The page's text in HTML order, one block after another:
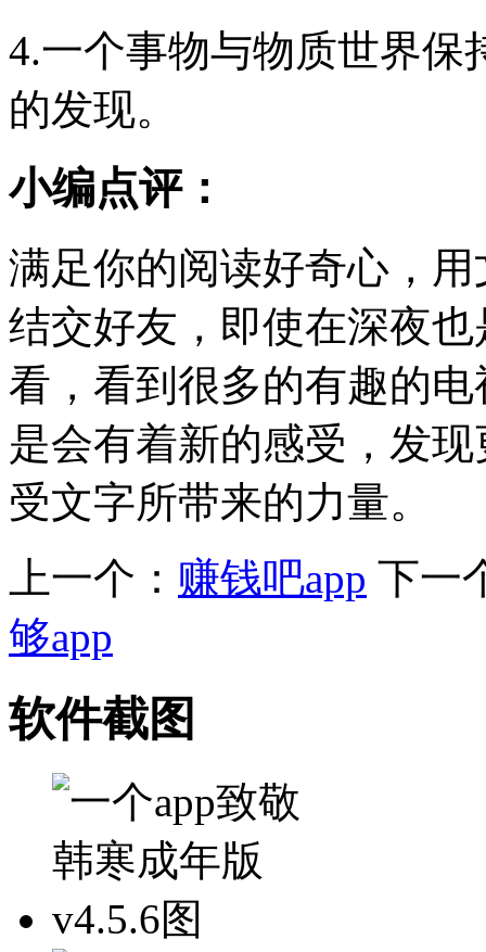
4.一个事物与物质世界保
的发现。
小编点评：
满足你的阅读好奇心，
结交好友，即使在深夜
看，看到很多的有趣的
是会有着新的感受，发
受文字所带来的力量。
上一个： 赚钱吧app 下一
够app
软件截图